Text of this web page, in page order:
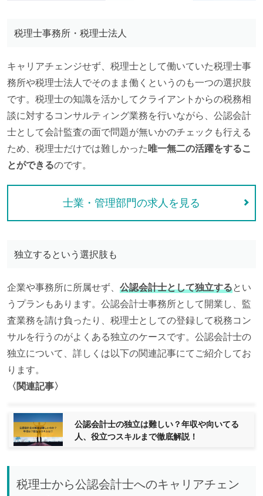
税理士事務所・税理士法人
キャリアチェンジせず、税理士として働いていた税理士事
務所や税理士法人でそのまま働くというのも一つの選択肢
です。税理士の知識を活かしてクライアントからの税務相
談に対するコンサルティング業務を行いながら、公認会計
士として会計監査の面で問題が無いかのチェックも行える
ため、税理士だけでは難しかった唯一無二の活躍をするこ
とができるのです。
士業・管理部門の求人を見る
独立するという選択肢も
企業や事務所に所属せず、 公認会計士として独立するとい
うプランもあります。公認会計士事務所として開業し、監
査業務を請け負ったり、税理士としての登録して税務コン
サルを行うのがよくある独立のケースです。公認会計士の
独立について、詳しくは以下の関連記事にてご紹介してお
ります。
〈関連記事〉
公認会計士の独立は難しい？年収や向いてる
人、役立つスキルまで徹底解説！
税理士から公認会計士へのキャリアチェン